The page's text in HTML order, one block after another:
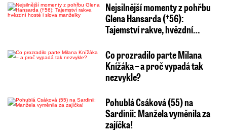
Nejsilnější momenty z pohřbu
Glena Hansarda (†56):
Tajemství rakve, hvězdní…
Co prozradilo parte Milana
Knížáka – a proč vypadá tak
nezvykle?
Pohublá Csáková (55) na
Sardinii: Manžela vyměnila za
zajíčka!